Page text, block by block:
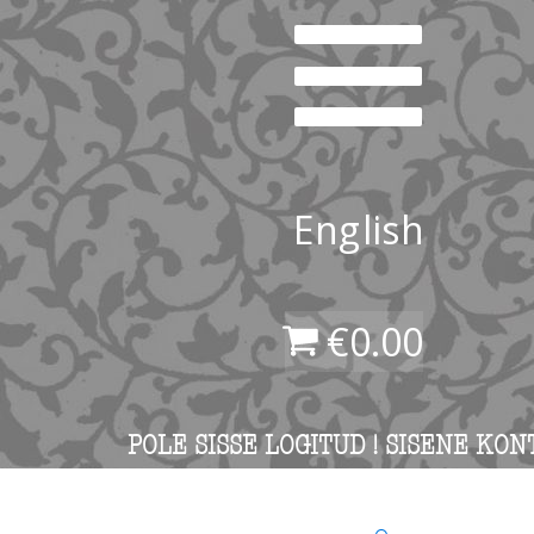
English
€0.00
POLE SISSE LOGITUD ! SISENE